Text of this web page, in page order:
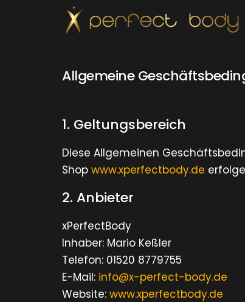
Allgemeine
1. Geltungsbereich
Diese Allgemeinen
Shop www.xperfectbody.de
2. Anbieter
xPerfectBody
Inhaber: Mario Keßler
Telefon: 01520 8779755
E-Mail: info@x-perfect-body.de
Website: www.xperfectbody.de